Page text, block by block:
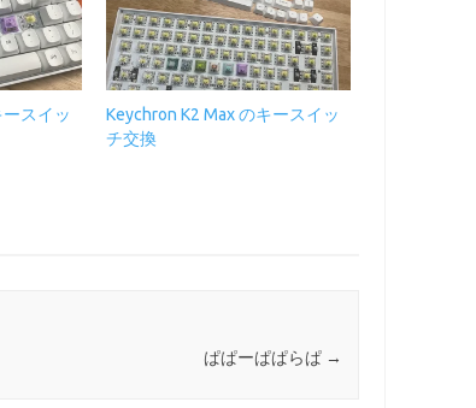
スイッ
Keychron K2 Max のキースイッ
チ交換
ぱぱーぱぱらぱ →